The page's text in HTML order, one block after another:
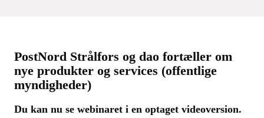
PostNord Strålfors og dao fortæller om
nye produkter og services (offentlige
myndigheder)
Du kan nu se webinaret i en optaget videoversion.